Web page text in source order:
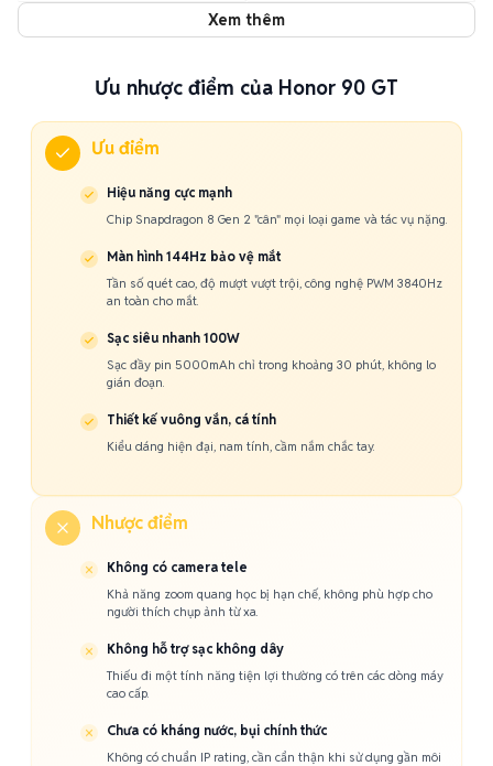
Xem thêm
Ưu nhược điểm của Honor 90 GT
Ưu điểm
Hiệu năng cực mạnh
Chip Snapdragon 8 Gen 2 "cân" mọi loại game và tác vụ nặng.
Màn hình 144Hz bảo vệ mắt
Tần số quét cao, độ mượt vượt trội, công nghệ PWM 3840Hz
an toàn cho mắt.
Sạc siêu nhanh 100W
Sạc đầy pin 5000mAh chỉ trong khoảng 30 phút, không lo
gián đoạn.
Thiết kế vuông vắn, cá tính
Kiểu dáng hiện đại, nam tính, cầm nắm chắc tay.
Nhược điểm
Không có camera tele
Khả năng zoom quang học bị hạn chế, không phù hợp cho
người thích chụp ảnh từ xa.
Không hỗ trợ sạc không dây
Thiếu đi một tính năng tiện lợi thường có trên các dòng máy
cao cấp.
Chưa có kháng nước, bụi chính thức
Không có chuẩn IP rating, cần cẩn thận khi sử dụng gần môi